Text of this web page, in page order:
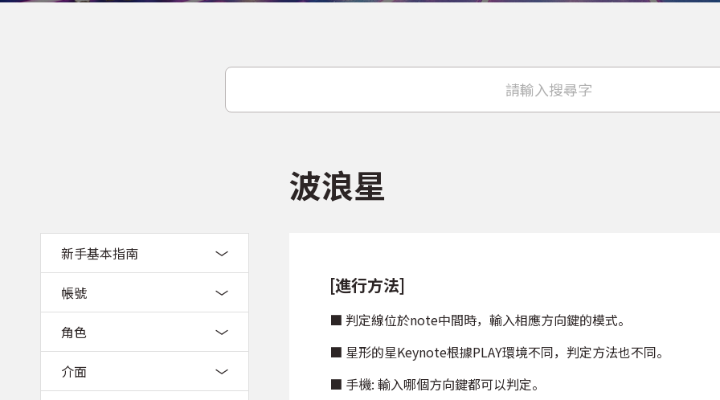
新手基本指南
帳號
角色
介面
波浪星
[進行方法]
■ 判定線位於note中間時，輸入相應方向鍵的模式。
■ 星形的星Keynote根據PLAY環境不同，判定方法也不同。
■ 手機: 輸入哪個方向鍵都可以判定。